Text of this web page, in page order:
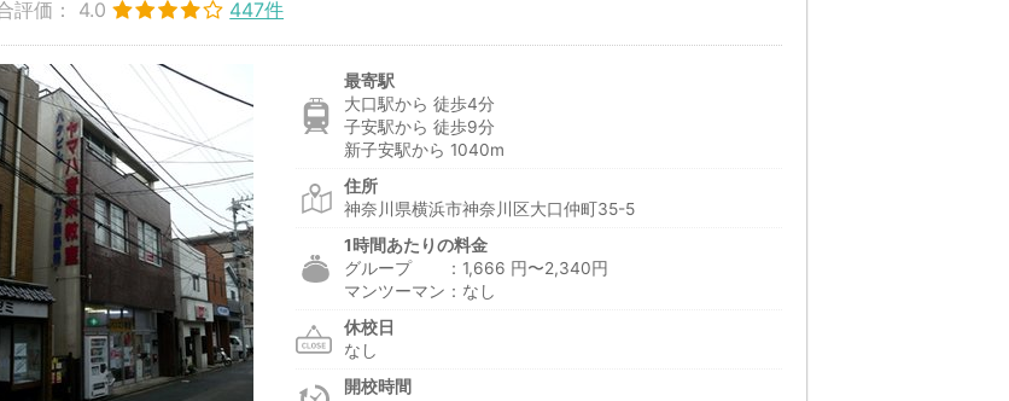
評価： 4.0 447件
最寄駅
大口駅から 徒歩4分
子安駅から 徒歩9分
新子安駅から 1040m
住所
神奈川県横浜市神奈川区大口仲町35-5
1時間あたりの料金
グループ ：1,666 円〜2,340円
マンツーマン：なし
休校日
なし
開校時間